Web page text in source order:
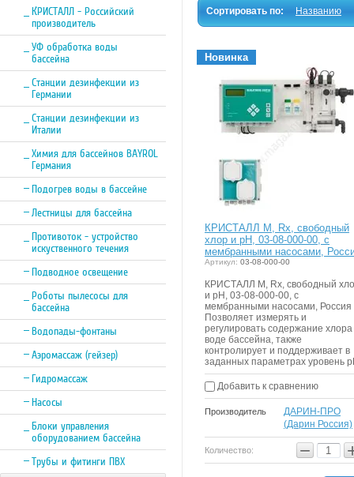
Сортировать по: Названию
Новинка
КРИСТАЛЛ М, Rx, свободный
хлор и pH, 03-08-000-00, с
мембранными насосами,
Артикул: 03-08-000-00
КРИСТАЛЛ М, Rx, свободный
и pH, 03-08-000-00, с
мембранными насосами, Россия
Позволяет измерять и
регулировать содержание хлора
воде бассейна, также
контролирует и поддерживает в
заданных параметрах уровень
Добавить к сравнению
Производитель
ДАРИН-ПРО
(Дарин Россия)
Количество: −
КРИСТАЛЛ - Российский
производитель
УФ обработка воды
бассейна
Станции дезинфекции из
Германии
Станции дезинфекции из
Италии
Химия для бассейнов BAYROL
Германия
Подогрев воды в бассейне
Лестницы для бассейна
Противоток - устройство
искуственного течения
Подводное освещение
Роботы пылесосы для
бассейна
Водопады-фонтаны
Аэромассаж (гейзер)
Гидромассаж
Насосы
Блоки управления
оборудованием бассейна
Трубы и фитинги ПВХ